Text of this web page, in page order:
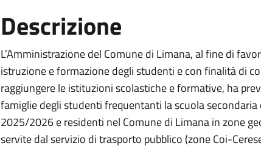
Descrizione
L’Amministrazione del Comune di Limana, al fine di
istruzione e formazione degli studenti e con finalità di
raggiungere le istituzioni scolastiche e formative, ha
famiglie degli studenti frequentanti la scuola
2025/2026 e residenti nel Comune di Limana in zone
servite dal servizio di trasporto pubblico (zone Coi-